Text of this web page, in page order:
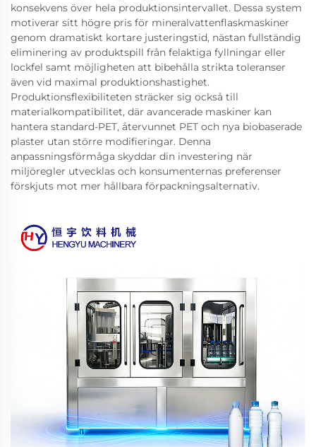
konsekvens över hela produktionsintervallet. Dessa system
motiverar sitt högre pris för mineralvattenflaskmaskiner
genom dramatiskt kortare justeringstid, nästan fullständig
eliminering av produktspill från felaktiga fyllningar eller
lockfel samt möjligheten att bibehålla strikta toleranser
även vid maximal produktionshastighet.
Produktionsflexibiliteten sträcker sig också till
materialkompatibilitet, där avancerade maskiner kan
hantera standard-PET, återvunnet PET och nya biobaserade
plaster utan större modifieringar. Denna
anpassningsförmåga skyddar din investering när
miljöregler utvecklas och konsumenternas preferenser
förskjuts mot mer hållbara förpackningsalternativ.